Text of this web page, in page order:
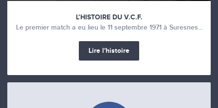
L’HISTOIRE DU V.C.F.
Le premier match a eu lieu le 11 septembre 1971 à Suresnes...
Lire l'histoire